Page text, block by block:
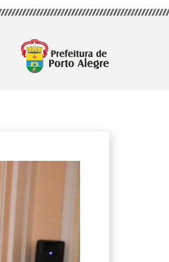
por secretaria,